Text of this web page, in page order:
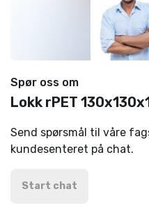
Spør oss om
Lokk rPET
Send spørsmål til våre
kundesenteret på chat.
Start chat